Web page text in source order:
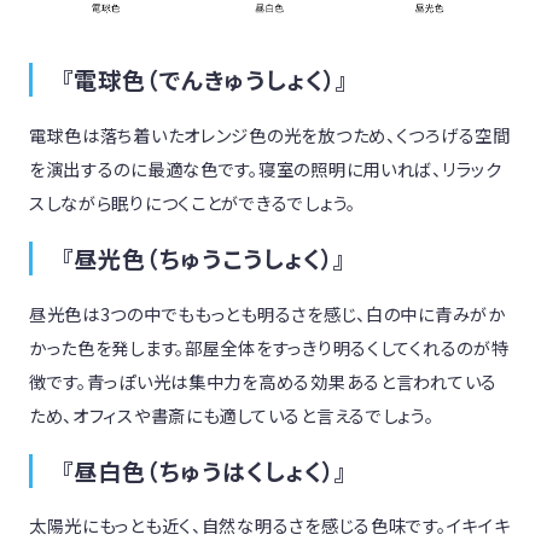
『電球色（でんきゅうしょく）』
電球色は落ち着いたオレンジ色の光を放つため、くつろげる空間
を演出するのに最適な色です。寝室の照明に用いれば、リラック
スしながら眠りにつくことができるでしょう。
『昼光色（ちゅうこうしょく）』
昼光色は3つの中でももっとも明るさを感じ、白の中に青みがか
かった色を発します。部屋全体をすっきり明るくしてくれるのが特
徴です。青っぽい光は集中力を高める効果あると言われている
ため、オフィスや書斎にも適していると言えるでしょう。
『昼白色（ちゅうはくしょく）』
太陽光にもっとも近く、自然な明るさを感じる色味です。イキイキ